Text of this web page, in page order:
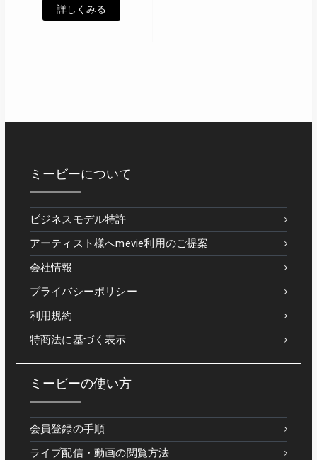
詳しくみる
ミービーについて
ビジネスモデル特許
アーティスト様へmevie利用のご提案
会社情報
プライバシーポリシー
利用規約
特商法に基づく表示
ミービーの使い方
会員登録の手順
ライブ配信・動画の閲覧方法